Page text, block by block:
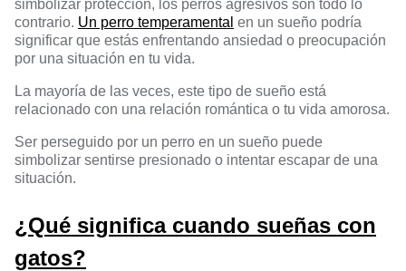
simbolizar protección, los perros agresivos son todo lo
contrario. Un perro temperamental en un sueño podría
significar que estás enfrentando ansiedad o preocupación
por una situación en tu vida.
La mayoría de las veces, este tipo de sueño está
relacionado con una relación romántica o tu vida amorosa.
Ser perseguido por un perro en un sueño puede
simbolizar sentirse presionado o intentar escapar de una
situación.
¿Qué significa cuando sueñas con
gatos?